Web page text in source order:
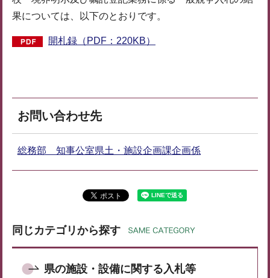
果については、以下のとおりです。
開札録（PDF：220KB）
お問い合わせ先
総務部 知事公室県土・施設企画課企画係
同じカテゴリから探す
県の施設・設備に関する入札等